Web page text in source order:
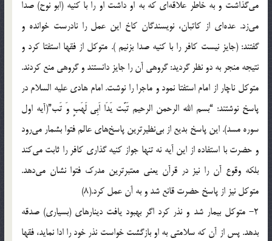
مي‌گذاشت و به خاطر علاقه‌اي که به او داشت او را با كنيه (ابو نوح) صدا
مي‌زد. عده‌اي از كاتبان، نويسندگان كاخ اين عمل را نادرست خوانده و
گفتند: (جايز نيست كافر را با كنيه صدا بزنيم ). متوكل از فقها استفتا كرد و
نتيجه منجر به دو نظر گرديد: گروهي آن را جايز دانستند و گروهي منع كردند.
متوكل ناچار از امام استفتا نمود و ماجرا را نوشت. امام هادي عليه السلام در
پاسخ نوشتند: “بسم الله الرحمن الرحيم تَبَّت يَدَا اَبِي لَهَبٍ وَ تَب”(آيه اول
سوره مسد). اين پاسخ بديع از بي‌نظيرترين پاسخ‌هاي عالم فتوا بشمار مي‌رود
و حضرت با استفاده از اين آيه نه تنها جواز كنيه گذاري كافر را ثابت مي‌كند
بلكه وقوع آن را نيز در قرآن يعني معتبرترين مدرك فتوا نشان مي‌دهد.
متوكل نيز از پاسخ حضرت قانع شد و به آن عمل كرد.(8)
2- متوكل بيمار شد و نذر كرد اگر بهبود يافت دينارهاي (بسياري) صدقه
بدهد. پس از آن كه سلامتي به او بازگشت خواست نذر خود را ادا نمايد، فقها